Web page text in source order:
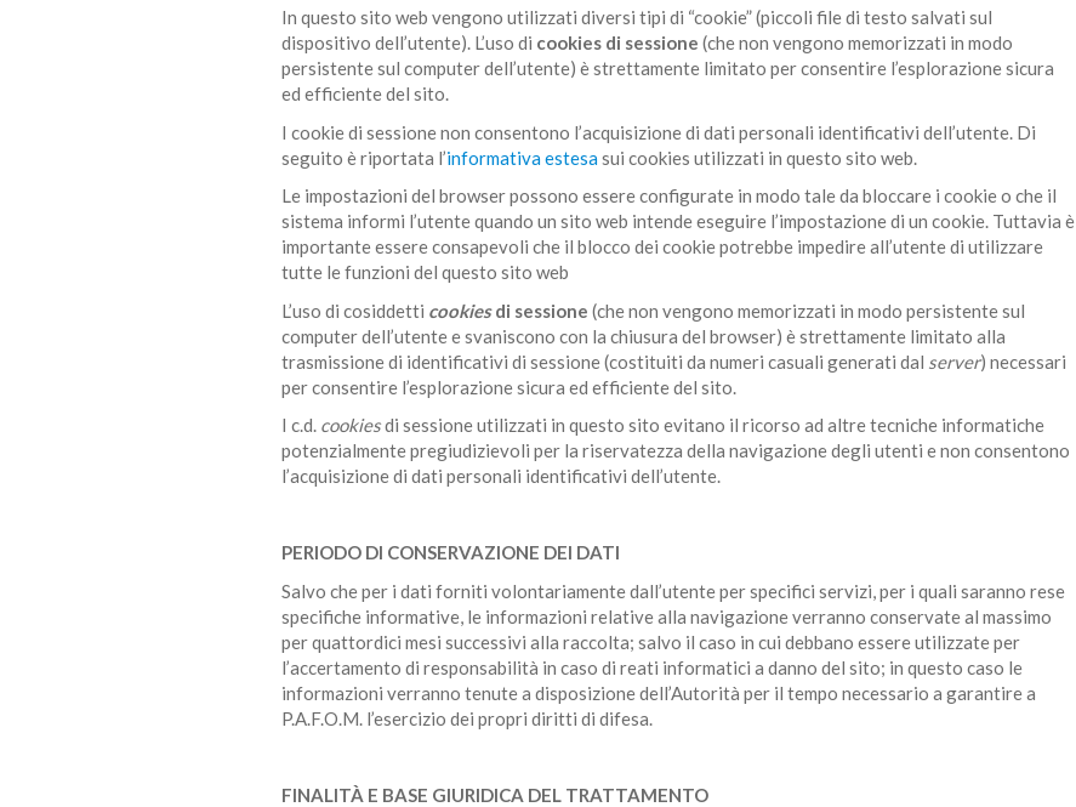
In questo sito web vengono utilizzati diversi tipi di “cookie” (piccoli file di testo salvati sul
dispositivo dell’utente). L’uso di cookies di sessione (che non vengono memorizzati in modo
persistente sul computer dell’utente) è strettamente limitato per consentire l’esplorazione sicura
ed efficiente del sito.
I cookie di sessione non consentono l’acquisizione di dati personali identificativi dell’utente. Di
seguito è riportata l’informativa estesasui cookies utilizzati in questo sito web.
Le impostazioni del browser possono essere configurate in modo tale da bloccare i cookie o che il
sistema informi l’utente quando un sito web intende eseguire l’impostazione di un cookie. Tuttavia è
importante essere consapevoli che il blocco dei cookie potrebbe impedire all’utente di utilizzare
tutte le funzioni del questo sito web
L’uso di cosiddetti cookiesdi sessione (che non vengono memorizzati in modo persistente sul
computer dell’utente e svaniscono con la chiusura del browser) è strettamente limitato alla
trasmissione di identificativi di sessione (costituiti da numeri casuali generati dal server) necessari
per consentire l’esplorazione sicura ed efficiente del sito.
I c.d. cookiesdi sessione utilizzati in questo sito evitano il ricorso ad altre tecniche informatiche
potenzialmente pregiudizievoli per la riservatezza della navigazione degli utenti e non consentono
l’acquisizione di dati personali identificativi dell’utente.
PERIODO DI CONSERVAZIONE DEI DATI
Salvo che per i dati forniti volontariamente dall’utente per specifici servizi, per i quali saranno rese
specifiche informative, le informazioni relative alla navigazione verranno conservate al massimo
per quattordici mesi successivi alla raccolta; salvo il caso in cui debbano essere utilizzate per
l’accertamento di responsabilità in caso di reati informatici a danno del sito; in questo caso le
informazioni verranno tenute a disposizione dell’Autorità per il tempo necessario a garantire a
P.A.F.O.M. l’esercizio dei propri diritti di difesa.
FINALITÀ E BASE GIURIDICA DEL TRATTAMENTO